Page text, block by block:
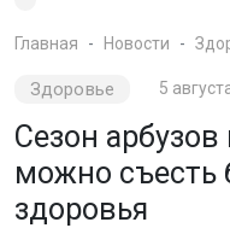
Главная Новости
Здоровье 5
Сезон
можно съесть
здоровья